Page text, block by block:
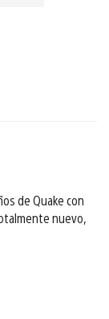
de Quake con
nuevo,